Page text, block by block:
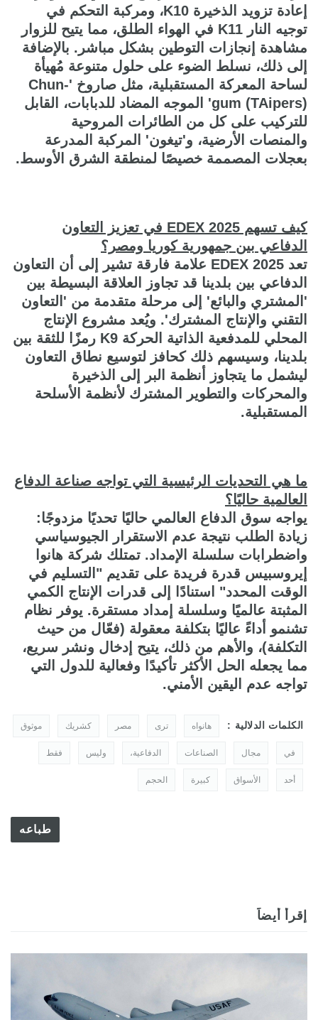
إعادة تزويد الذخيرة K10، ومركبة التحكم في
توجيه النار K11 في الهواء الطلق، مما يتيح للزوار
مشاهدة إنجازات التوطين بشكل مباشر. بالإضافة
إلى ذلك، نسلط الضوء على حلول متنوعة مُهيأة
لساحة المعركة المستقبلية، مثل صاروخ 'Chun-
gum (TAipers)' الموجه المضاد للدبابات، القابل
للتركيب على كل من الطائرات المروحية
والمنصات الأرضية، و'تيغون' المركبة المدرعة
بعجلات المصممة خصيصًا لمنطقة الشرق الأوسط.
كيف تسهم EDEX 2025 في تعزيز التعاون
الدفاعي بين جمهورية كوريا ومصر؟
تعد EDEX 2025 علامة فارقة تشير إلى أن التعاون
الدفاعي بين بلدينا قد تجاوز العلاقة البسيطة بين
'المشتري والبائع' إلى مرحلة متقدمة من 'التعاون
التقني والإنتاج المشترك'. ويُعد مشروع الإنتاج
المحلي للمدفعية الذاتية الحركة K9 رمزًا للثقة بين
بلدينا، وسيسهم ذلك كحافز لتوسيع نطاق التعاون
ليشمل ما يتجاوز أنظمة البر إلى الذخيرة
والمحركات والتطوير المشترك لأنظمة الأسلحة
المستقبلية.
ما هي التحديات الرئيسية التي تواجه صناعة الدفاع
العالمية حاليًا؟
يواجه سوق الدفاع العالمي حاليًا تحديًا مزدوجًا:
زيادة الطلب نتيجة عدم الاستقرار الجيوسياسي
واضطرابات سلسلة الإمداد. تمتلك شركة هانوا
إيروسبيس قدرة فريدة على تقديم "التسليم في
الوقت المحدد" استنادًا إلى قدرات الإنتاج الكمي
المثبتة عالميًا وسلسلة إمداد مستقرة. يوفر نظام
تشنمو أداءً عاليًا بتكلفة معقولة (فعّال من حيث
التكلفة)، والأهم من ذلك، يتيح إدخال ونشر سريع،
مما يجعله الحل الأكثر تأكيدًا وفعالية للدول التي
تواجه عدم اليقين الأمني.
الكلمات الدلالية : هانواه ترى مصر كشريك موثوق
في مجال الصناعات الدفاعية، وليس فقط
أحد الأسواق كبيرة الحجم
طباعه
إقرأ أيضاً